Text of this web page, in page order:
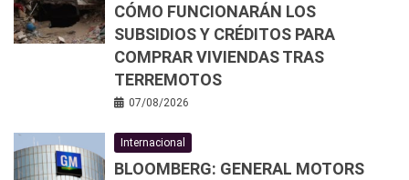
CÓMO FUNCIONARÁN LOS
SUBSIDIOS Y CRÉDITOS PARA
COMPRAR VIVIENDAS TRAS
TERREMOTOS
07/08/2026
Internacional
BLOOMBERG: GENERAL MOTORS